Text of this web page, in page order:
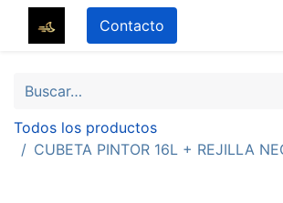
Contacto
Todos los productos
CUBETA PINTOR 16L + REJILLA